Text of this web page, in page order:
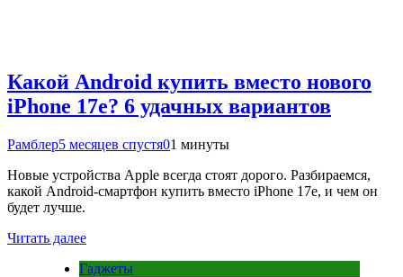
Какой Android купить вместо нового
iPhone 17e? 6 удачных вариантов
Рамблер5 месяцев спустя01 минуты
Новые устройства Apple всегда стоят дорого. Разбираемся,
какой Android-смартфон купить вместо iPhone 17e, и чем он
будет лучше.
Читать далее
Гаджеты